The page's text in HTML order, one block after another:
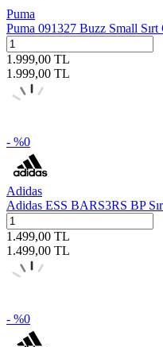
Puma
Puma 091327 Buzz Small Sırt
1.999,00 TL
1.999,00 TL
- %0
Adidas
Adidas ESS BARS3RS BP
1.499,00 TL
1.499,00 TL
- %0